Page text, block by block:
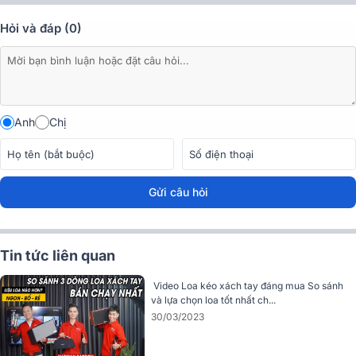
1. Thiết kế phong cách Retro sang trọng, bền bỉ
cùng thời gian
Loa xách tay ParamaxAdvance
nhưng cực kỳ tinh tế, mang đậm phong cách thẩm mỹ hiện đại pha
Hỏi và đáp (0)
Anh Chị
Gửi câu hỏi
Tin tức liên quan
Video Loa kéo xách tay đáng mua So sánh
và lựa chọn loa tốt nhất ch...
30/03/2023